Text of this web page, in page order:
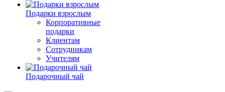
Подарки взрослым
Корпоративные
подарки
Клиентам
Сотрудникам
Учителям
Подарочный чай